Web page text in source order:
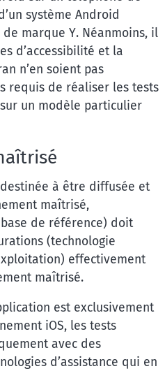
système Android
marque Y. Néanmoins, il
d’accessibilité et la
n’en soient pas
requis de réaliser les tests
un modèle particulier
à être diffusée et
maîtrisé,
de référence) doit
(technologie
effectivement
maîtrisé.
est exclusivement
iOS, les tests
avec des
d’assistance qui en